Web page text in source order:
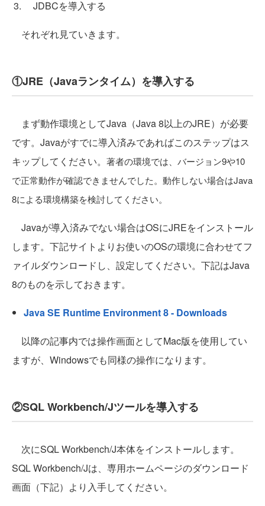
JDBCを導入する
それぞれ見ていきます。
①JRE（Javaランタイム）を導入する
まず動作環境としてJava（Java 8以上のJRE）が必要
です。Javaがすでに導入済みであればこのステップはス
キップしてください。 著者の環境では、バージョン9や10
で正常動作が確認できませんでした。動作しない場合はJava
8による環境構築を検討してください。
Javaが導入済みでない場合はOSにJREをインストール
します。下記サイトよりお使いのOSの環境に合わせてフ
ァイルダウンロードし、設定してください。下記はJava
8のものを示しておきます。
Java SE Runtime Environment 8 - Downloads
以降の記事内では操作画面としてMac版を使用してい
ますが、Windowsでも同様の操作になります。
②SQL Workbench/Jツールを導入する
次にSQL Workbench/J本体をインストールします。
SQL Workbench/Jは、専用ホームページのダウンロード
画面（下記）より入手してください。